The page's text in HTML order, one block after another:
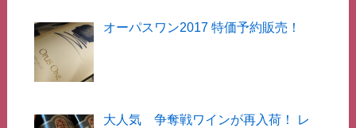
オーパスワン2017 特価予約販売！
大人気 争奪戦ワインが再入荷！ レ